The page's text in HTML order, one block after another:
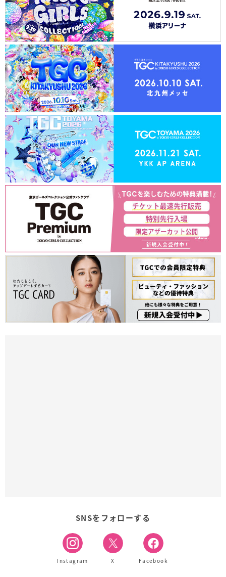
SNSをフォローする
Instagram X Facebook